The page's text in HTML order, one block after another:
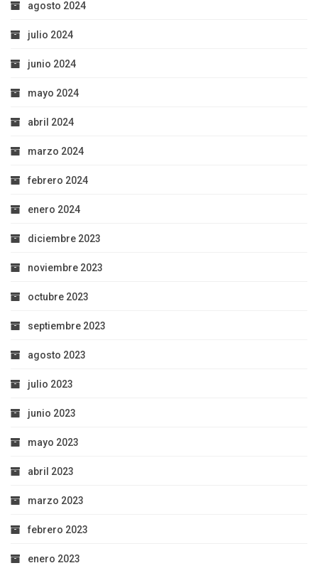
agosto 2024
julio 2024
junio 2024
mayo 2024
abril 2024
marzo 2024
febrero 2024
enero 2024
diciembre 2023
noviembre 2023
octubre 2023
septiembre 2023
agosto 2023
julio 2023
junio 2023
mayo 2023
abril 2023
marzo 2023
febrero 2023
enero 2023